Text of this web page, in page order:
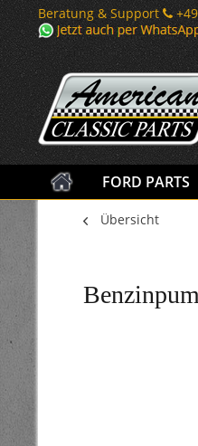
Beratung & Support
FORD PARTS
Übersicht